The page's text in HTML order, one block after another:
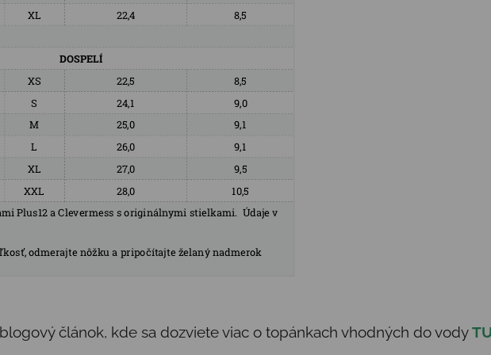
článok, kde sa dozviete viac o topánkach vhodných do vody